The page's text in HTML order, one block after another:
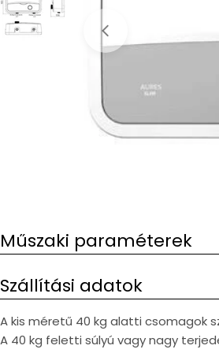
Open media 0 in modal
Műszaki paraméterek
Szállítási adatok
A kis méretű 40 kg alatti csomagok
A 40 kg feletti súlyú vagy nagy